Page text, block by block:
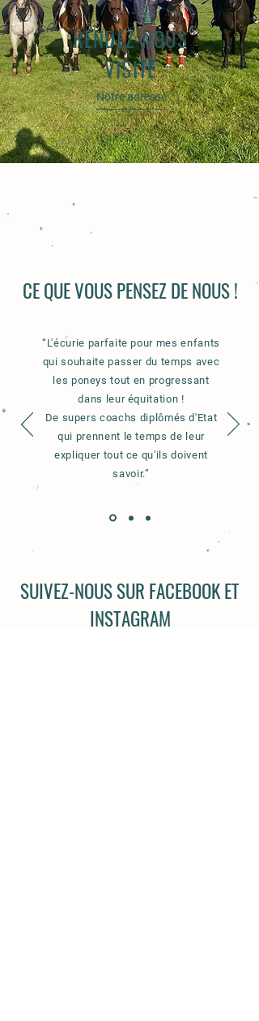
RENDEZ-NOUS
VISITE
Notre adresse
CE QUE VOUS PENSEZ DE NOUS !
“L'écurie parfaite pour mes enfants
qui souhaite passer du temps avec
les poneys tout en progressant
dans leur équitation !
De supers coachs diplômés d'Etat
qui prennent le temps de leur
expliquer tout ce qu'ils doivent
savoir.”
SUIVEZ-NOUS SUR FACEBOOK ET
INSTAGRAM